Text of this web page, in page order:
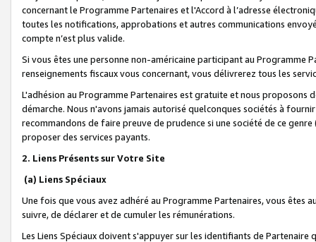
concernant le Programme Partenaires et l'Accord à l’adresse
toutes les notifications, approbations et autres communications
compte n’est plus valide.
Si vous êtes une personne non-américaine participant au
renseignements fiscaux vous concernant, vous délivrerez tous les
L'adhésion au Programme Partenaires est gratuite et nous proposons
démarche. Nous n'avons jamais autorisé quelconques sociétés à
recommandons de faire preuve de prudence si une société de ce
proposer des services payants.
2. Liens Présents sur Votre Site
(a) Liens Spéciaux
Une fois que vous avez adhéré au Programme Partenaires, vous êtes
suivre, de déclarer et de cumuler les rémunérations.
Les Liens Spéciaux doivent s'appuyer sur les identifiants de Partenaire